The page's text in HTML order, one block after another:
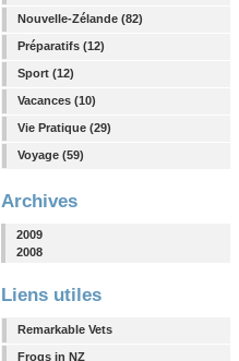
Nouvelle-Zélande (82)
Préparatifs (12)
Sport (12)
Vacances (10)
Vie Pratique (29)
Voyage (59)
Archives
2009
2008
Liens utiles
Remarkable Vets
Frogs in NZ